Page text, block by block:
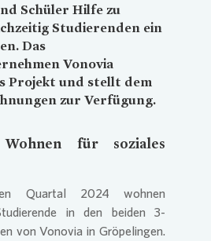
Schüler Hilfe zu
Studierenden ein
Das
Vonovia
Projekt und stellt dem
zur Verfügung.
Wohnen für soziales
Quartal 2024 wohnen
in den beiden 3-
vonVonovia in Gröpelingen.